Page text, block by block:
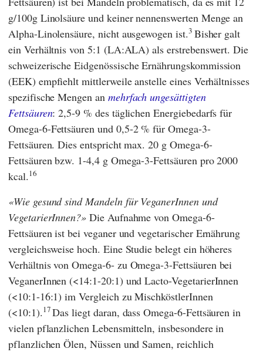
g/100g Linolsäure und keiner nennenswerten Menge an
Alpha-Linolensäure, nicht ausgewogen ist.3 Bisher galt
ein Verhältnis von 5:1 (LA:ALA) als erstrebenswert. Die
schweizerischeEidgenössische Ernährungskommission
(EEK) empfiehlt mittlerweile anstelle eines Verhältnisses
spezifische Mengen an mehrfach ungesättigten
Fettsäuren: 2,5-9 % des täglichen Energiebedarfs für
Omega-6-Fettsäuren und 0,5-2 % für Omega-3-
Fettsäuren. Dies entspricht max. 20 g Omega-6-
Fettsäuren bzw. 1-4,4 g Omega-3-Fettsäuren pro 2000
kcal.16
Wie gesund sind Mandeln für VeganerInnen und
VegetarierInnen? Die Aufnahme von Omega-6-
Fettsäuren ist bei veganer und vegetarischer Ernährung
vergleichsweise hoch. Eine Studie belegt ein höheres
Verhältnis von Omega-6- zu Omega-3-Fettsäuren bei
VeganerInnen (<14:1-20:1) und Lacto-VegetarierInnen
(<10:1-16:1) im Vergleich zu MischköstlerInnen
(<10:1).17Das liegt daran, dass Omega-6-Fettsäuren in
vielen pflanzlichen Lebensmitteln, insbesondere in
pflanzlichen Ölen, Nüssen und Samen, reichlich